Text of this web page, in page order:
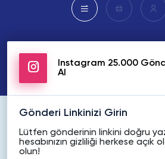
Instagram 25.000
Al
Gönderi Linkinizi Girin
Lütfen gönderinin linkini doğru
hesabınızın gizliliği herkese açık
olun!